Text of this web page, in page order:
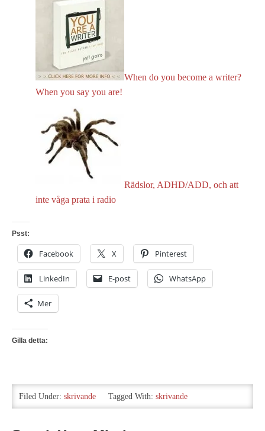
When do you become a writer?
When you say you are!
Rädslor, ADHD/ADD, och att
inte våga prata i radio
Psst:
Facebook X Pinterest
LinkedIn E-post WhatsApp
Mer
Gilla detta:
Filed Under: skrivande Tagged With: skrivande